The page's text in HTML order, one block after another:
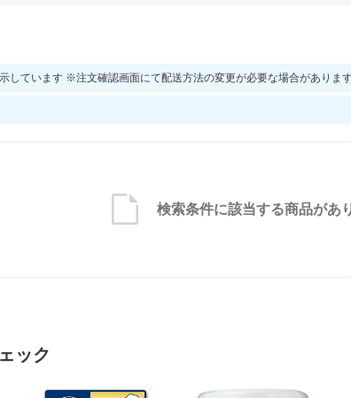
しています ※注文確認画面にて配送方法の変更が必要な場合がありま
検索条件に該当する商品があ
ック